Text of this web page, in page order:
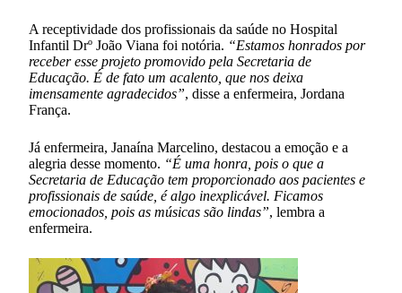
A receptividade dos profissionais da saúde no Hospital
Infantil Drº João Viana foi notória. “Estamos honrados por
receber esse projeto promovido pela Secretaria de
Educação. É de fato um acalento, que nos deixa
imensamente agradecidos”, disse a enfermeira, Jordana
França.
Já enfermeira, Janaína Marcelino, destacou a emoção e a
alegria desse momento. “É uma honra, pois o que a
Secretaria de Educação tem proporcionado aos pacientes e
profissionais de saúde, é algo inexplicável. Ficamos
emocionados, pois as músicas são lindas”, lembra a
enfermeira.